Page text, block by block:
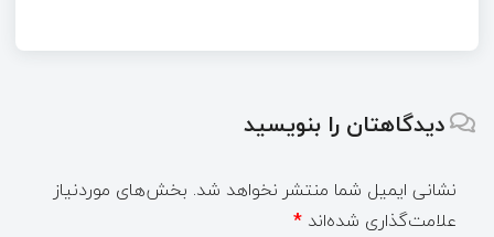
دیدگاهتان را بنویسید
نشانی ایمیل شما منتشر نخواهد شد. بخش‌های موردنیاز
علامت‌گذاری شده‌اند *